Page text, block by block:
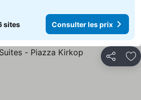
sites Consulter les prix
Partager